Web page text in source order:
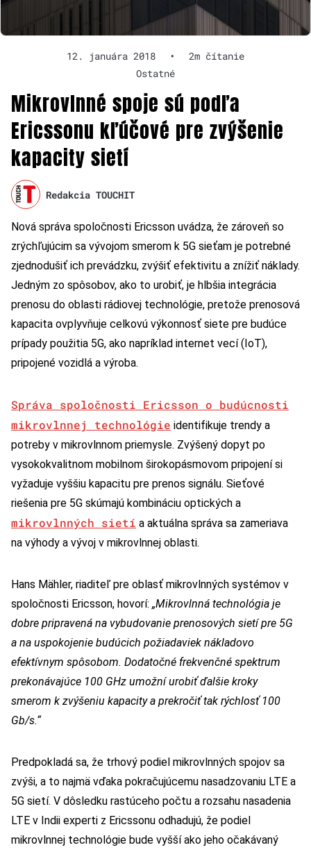
12. januára 2018 •
2m čítanie
Ostatné
Mikrovlnné spoje sú podľa
Ericssonu kľúčové pre zvýšenie
kapacity sietí
Redakcia TOUCHIT
Nová správa spoločnosti Ericsson uvádza, že zároveň so
zrýchľujúcim sa vývojom smerom k 5G sieťam je potrebné
zjednodušiť ich prevádzku, zvýšiť efektivitu a znížiť náklady.
Jedným zo spôsobov, ako to urobiť, je hlbšia integrácia
prenosu do oblasti rádiovej technológie, pretože prenosová
kapacita ovplyvňuje celkovú výkonnosť siete pre budúce
prípady použitia 5G, ako napríklad internet vecí (IoT),
pripojené vozidlá a výroba.
Správa spoločnosti Ericsson o budúcnosti
mikrovlnnej technológie identifikuje trendy a
potreby v mikrovlnnom priemysle. Zvýšený dopyt po
vysokokvalitnom mobilnom širokopásmovom pripojení si
vyžaduje vyššiu kapacitu pre prenos signálu. Sieťové
riešenia pre 5G skúmajú kombináciu optických a
mikrovlnných sietí a aktuálna správa sa zameriava
na výhody a vývoj v mikrovlnnej oblasti.
Hans Mähler, riaditeľ pre oblasť mikrovlnných systémov v
spoločnosti Ericsson, hovorí: „Mikrovlnná technológia je
dobre pripravená na vybudovanie prenosových sietí pre 5G
a na uspokojenie budúcich požiadaviek nákladovo
efektívnym spôsobom. Dodatočné frekvenčné spektrum
prekonávajúce 100 GHz umožní urobiť ďalšie kroky
smerom k zvýšeniu kapacity a prekročiť tak rýchlosť 100
Gb/s.“
Predpokladá sa, že trhový podiel mikrovlnných spojov sa
zvýši, a to najmä vďaka pokračujúcemu nasadzovaniu LTE a
5G sietí. V dôsledku rastúceho počtu a rozsahu nasadenia
LTE v Indii experti z Ericssonu odhadujú, že podiel
mikrovlnnej technológie bude vyšší ako jeho očakávaný